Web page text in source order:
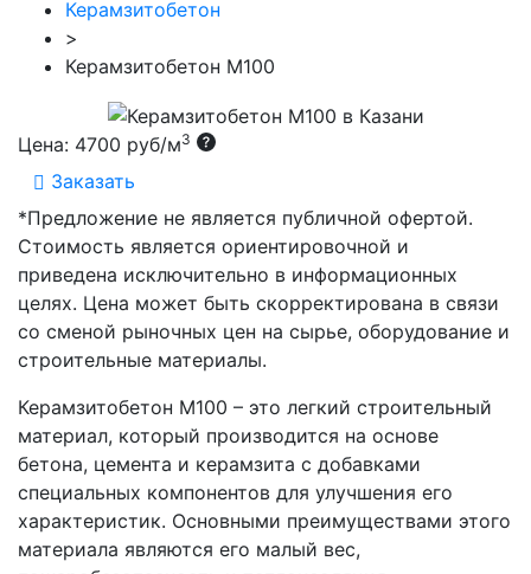
Керамзитобетон
>
Керамзитобетон М100
Цена: 4700 руб/м3
Заказать
*Предложение не является публичной офертой.
Стоимость является ориентировочной и
приведена исключительно в информационных
целях. Цена может быть скорректирована в связи
со сменой рыночных цен на сырье, оборудование и
строительные материалы.
Керамзитобетон М100 – это легкий строительный
материал, который производится на основе
бетона, цемента и керамзита с добавками
специальных компонентов для улучшения его
характеристик. Основными преимуществами этого
материала являются его малый вес,